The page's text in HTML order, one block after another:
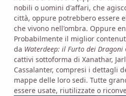
nobili o uomini d'affari, che
città, oppure potrebbero essere
che vivono nell'ombra. Oppure
Probabilmente il miglior
da Waterdeep: il Furto dei Dragoni
cattivi sottoforma di Xanathar,
Cassalanter, compresi i dettagli
mappe delle loro sedi. Tutte
essere usate, riutilizzate o